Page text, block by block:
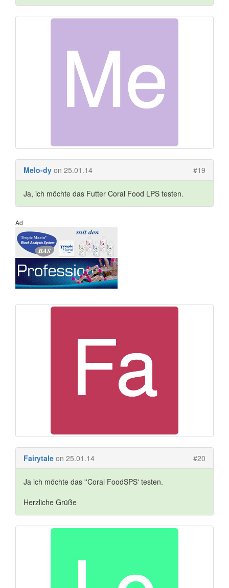
Melo-dy on 25.01.14 #19
Ja, ich möchte das Futter Coral Food LPS testen.
Ad
Fairytale on 25.01.14 #20
Ja ich möchte das ''Coral FoodSPS' testen.
Herzliche Grüße